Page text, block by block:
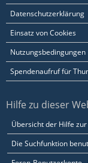
Datenschutzerklärung
Einsatz von Cookies
Nutzungsbedingungen
Spendenaufruf für
Hilfe zu dieser
Übersicht der Hilfe
Die Suchfunktion